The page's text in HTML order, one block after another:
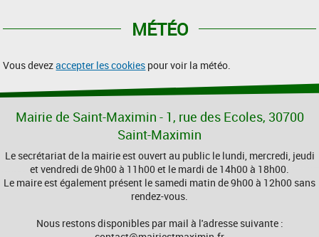
MÉTÉO
Vous devezaccepter les cookies pour voir la météo.
Mairie de Saint-Maximin - 1, rue des Ecoles, 30700
Saint-Maximin
Le secrétariat de la mairie est ouvert au public le lundi, mercredi, jeudi
et vendredi de 9h00 à 11h00 et le mardi de 14h00 à 18h00.
Le maire est également présent le samedi matin de 9h00 à 12h00 sans
rendez-vous.
Nous restons disponibles par mail à l'adresse suivante :